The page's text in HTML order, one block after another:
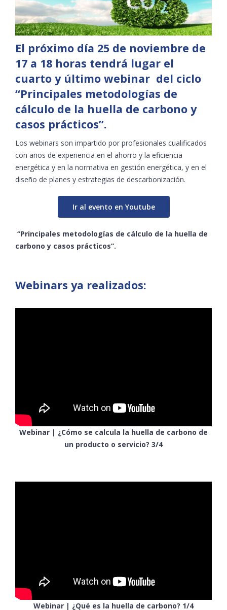
El próximo día 25 de noviembre de
17 a 18 horas tendrá lugar el
cuarto y último webinar del ciclo
“Principales metodologías de
cálculo de la huella de carbono y
casos prácticos”.
Los webinars son impartido por profesionales cualificados
con años de experiencia en el ahorro y la eficiencia
energética y en la normativa en gestión energética, y en el
diseño de planes y estrategias de descarbonización.
Ir al evento en Youtube
“Principales metodologías de cálculo de la huella de
carbono y casos prácticos”.
Webinars ya realizados:
Webinar | ¿Cómo se calcula la huella de carbono de
un producto o servicio? 3/4
Webinar | ¿Qué es la huella de carbono? 1/4